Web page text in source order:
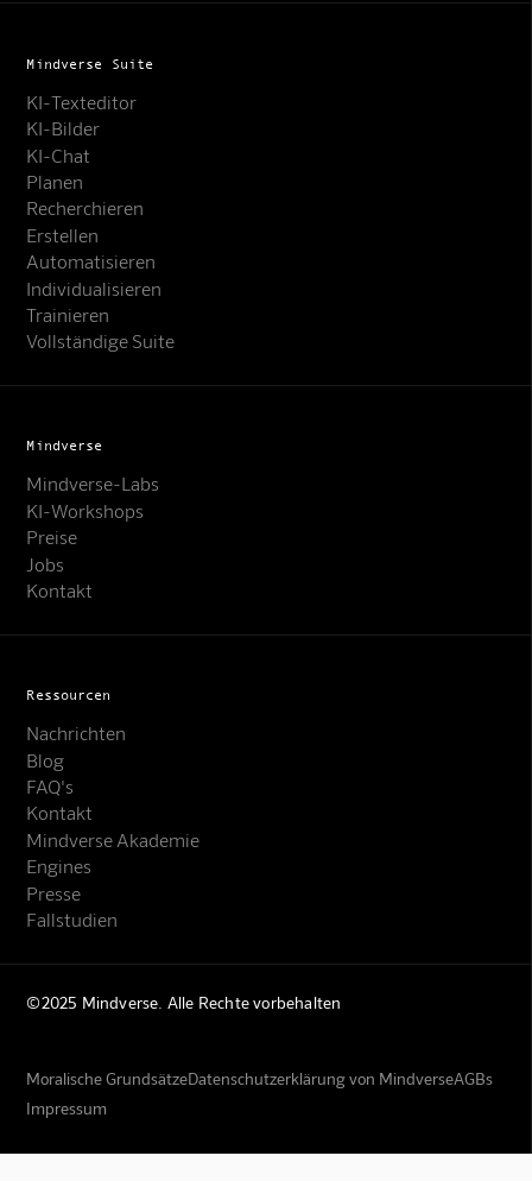
Mindverse Suite
KI-Texteditor
KI-Bilder
KI-Chat
Planen
Recherchieren
Erstellen
Automatisieren
Individualisieren
Trainieren
Vollständige Suite
Mindverse
Mindverse-Labs
KI-Workshops
Preise
Jobs
Kontakt
Ressourcen
Nachrichten
Blog
FAQ's
Kontakt
Mindverse Akademie
Engines
Presse
Fallstudien
©2025 Mindverse. Alle Rechte vorbehalten
Moralische GrundsätzeDatenschutzerklärung von MindverseAGBs
Impressum